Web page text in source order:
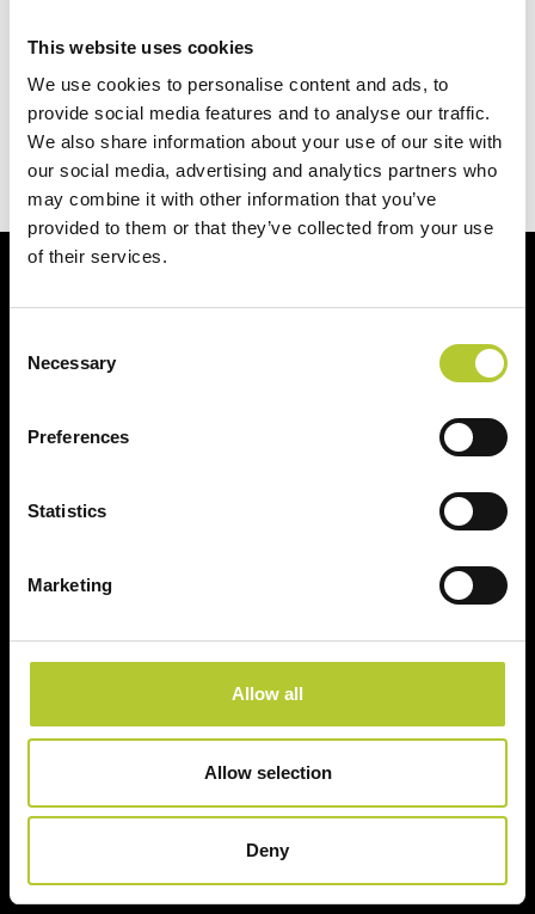
This website uses cookies
We use cookies to personalise content and ads, to
provide social media features and to analyse our traffic.
We also share information about your use of our site with
our social media, advertising and analytics partners who
may combine it with other information that you’ve
provided to them or that they’ve collected from your use
of their services.
Selection
Necessary
Preferences
Statistics
Marketing
Allow all
Allow selection
Deny
Hai un progetto in mente?
Richiedi un preventivo
Ci prendiamo cura dei nostri clienti
Porte finestre